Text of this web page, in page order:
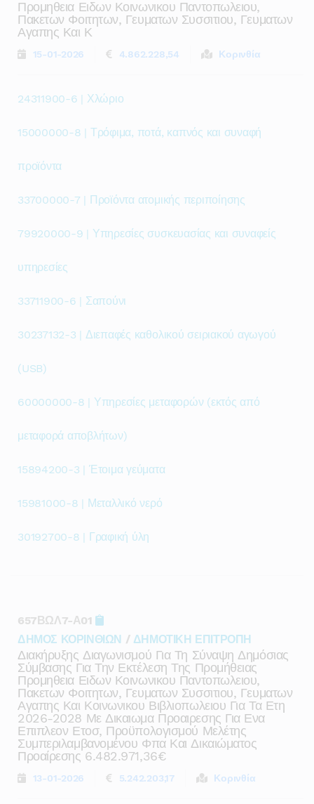
Προμηθεια Ειδων Κοινωνικου Παντοπωλειου,
Πακετων Φοιτητων, Γευματων Συσσιτιου, Γευματων
Αγαπης Και Κ
15-01-2026 4.862.228,54 Κορινθία
24311900-6 | Χλώριο
15000000-8 | Τρόφιμα, ποτά, καπνός και συναφή
προϊόντα
33700000-7 | Προϊόντα ατομικής περιποίησης
79920000-9 | Υπηρεσίες συσκευασίας και συναφείς
υπηρεσίες
33711900-6 | Σαπούνι
30237132-3 | Διεπαφές καθολικού σειριακού αγωγού
(USB)
60000000-8 | Υπηρεσίες μεταφορών (εκτός από
μεταφορά αποβλήτων)
15894200-3 | Έτοιμα γεύματα
15981000-8 | Μεταλλικό νερό
30192700-8 | Γραφική ύλη
657ΒΩΛ7-Α01
ΔΗΜΟΣ ΚΟΡΙΝΘΙΩΝ / ΔΗΜΟΤΙΚΗ ΕΠΙΤΡΟΠΗ
Διακήρυξης Διαγωνισμού Για Τη Σύναψη Δημόσιας
Σύμβασης Για Την Εκτέλεση Της Προμήθειας
Προμηθεια Ειδων Κοινωνικου Παντοπωλειου,
Πακετων Φοιτητων, Γευματων Συσσιτιου, Γευματων
Αγαπης Και Κοινωνικου Βιβλιοπωλειου Για Τα Ετη
2026-2028 Με Δικαιωμα Προαιρεσης Για Ενα
Επιπλεον Ετοσ, Προϋπολογισμού Μελέτης
Συμπεριλαμβανομένου Φπα Και Δικαιώματος
Προαίρεσης 6.482.971,36€
13-01-2026 5.242.203,17 Κορινθία